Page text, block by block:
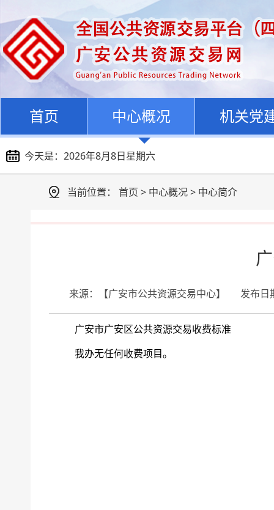
首页 中心概况 机关党
今天是： 2026年8月8日星期六
当前位置： 首页 > 中心概况> 中心简介
来源：【广安市公共资源交易中心】 发布日
广安市广安区公共资源交易收费标准
我办无任何收费项目。